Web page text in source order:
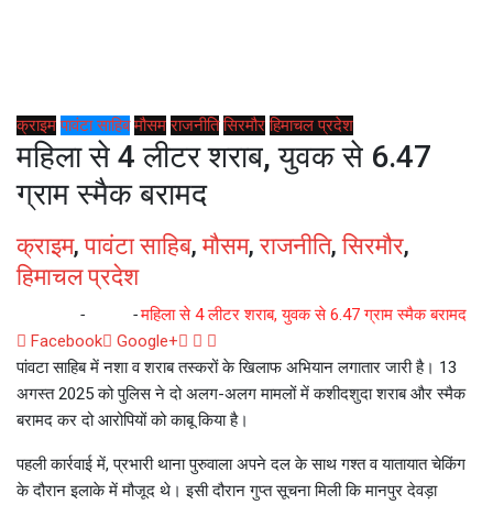
क्राइम पावंटा साहिब मौसम राजनीति सिरमौर हिमाचल प्रदेश
महिला से 4 लीटर शराब, युवक से 6.47
ग्राम स्मैक बरामद
क्राइम,पावंटा साहिब,मौसम,राजनीति,सिरमौर,
हिमाचल प्रदेश
- -महिला से 4 लीटर शराब, युवक से 6.47 ग्राम स्मैक बरामद
Facebook
Google+ Whatsapp
Reddit
via
Email
पांवटा साहिब में नशा व शराब तस्करों के खिलाफ अभियान लगातार जारी है। 13
अगस्त 2025 को पुलिस ने दो अलग-अलग मामलों में कशीदशुदा शराब और स्मैक
बरामद कर दो आरोपियों को काबू किया है।
पहली कार्रवाई में, प्रभारी थाना पुरुवाला अपने दल के साथ गश्त व यातायात चेकिंग
के दौरान इलाके में मौजूद थे। इसी दौरान गुप्त सूचना मिली कि मानपुर देवड़ा